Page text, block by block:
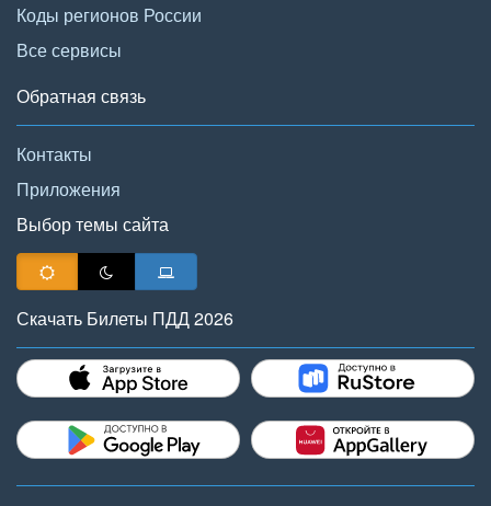
Коды регионов России
Все сервисы
Обратная связь
Контакты
Приложения
Выбор темы сайта
Скачать Билеты ПДД 2026